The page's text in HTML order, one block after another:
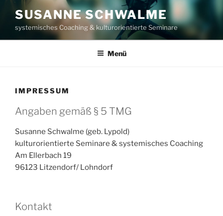
Inhalt
springen
SUSANNE SCHWALME
systemisches Coaching & kulturorientierte Seminare
Menü
IMPRESSUM
Angaben gemäß § 5 TMG
Susanne Schwalme (geb. Lypold)
kulturorientierte Seminare & systemisches Coaching
Am Ellerbach 19
96123 Litzendorf/ Lohndorf
Kontakt